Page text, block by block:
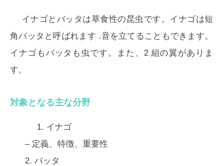
イナゴとバッタは草食性の昆虫です。イナゴは短
角バッタ と呼ばれます .音を立てることもできます。
イナゴもバッタも虫です。また、2 組の翼がありま
す。
対象となる主な分野
1. イナゴ
– 定義、特徴、重要性
2. バッタ